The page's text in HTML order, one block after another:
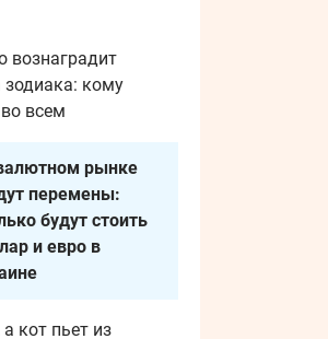
вознаградит
зодиака: кому
всем
рынке
перемены:
будут стоить
и евро в
кот пьет из